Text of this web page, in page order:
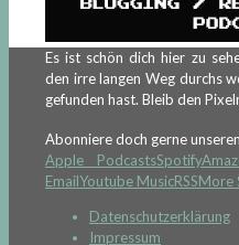
Es ist schön dich hier zu
den irre langen Weg durchs
gefunden hast. Bleib den
Abonniere doch gerne
Apple PodcastsSpotify
EmailYoutube MusicRSSMore
Datenschutzerklärung
Impressum